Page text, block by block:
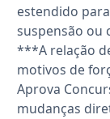
estendido
suspensão ou
***A relação
motivos de
Aprova
mudanças